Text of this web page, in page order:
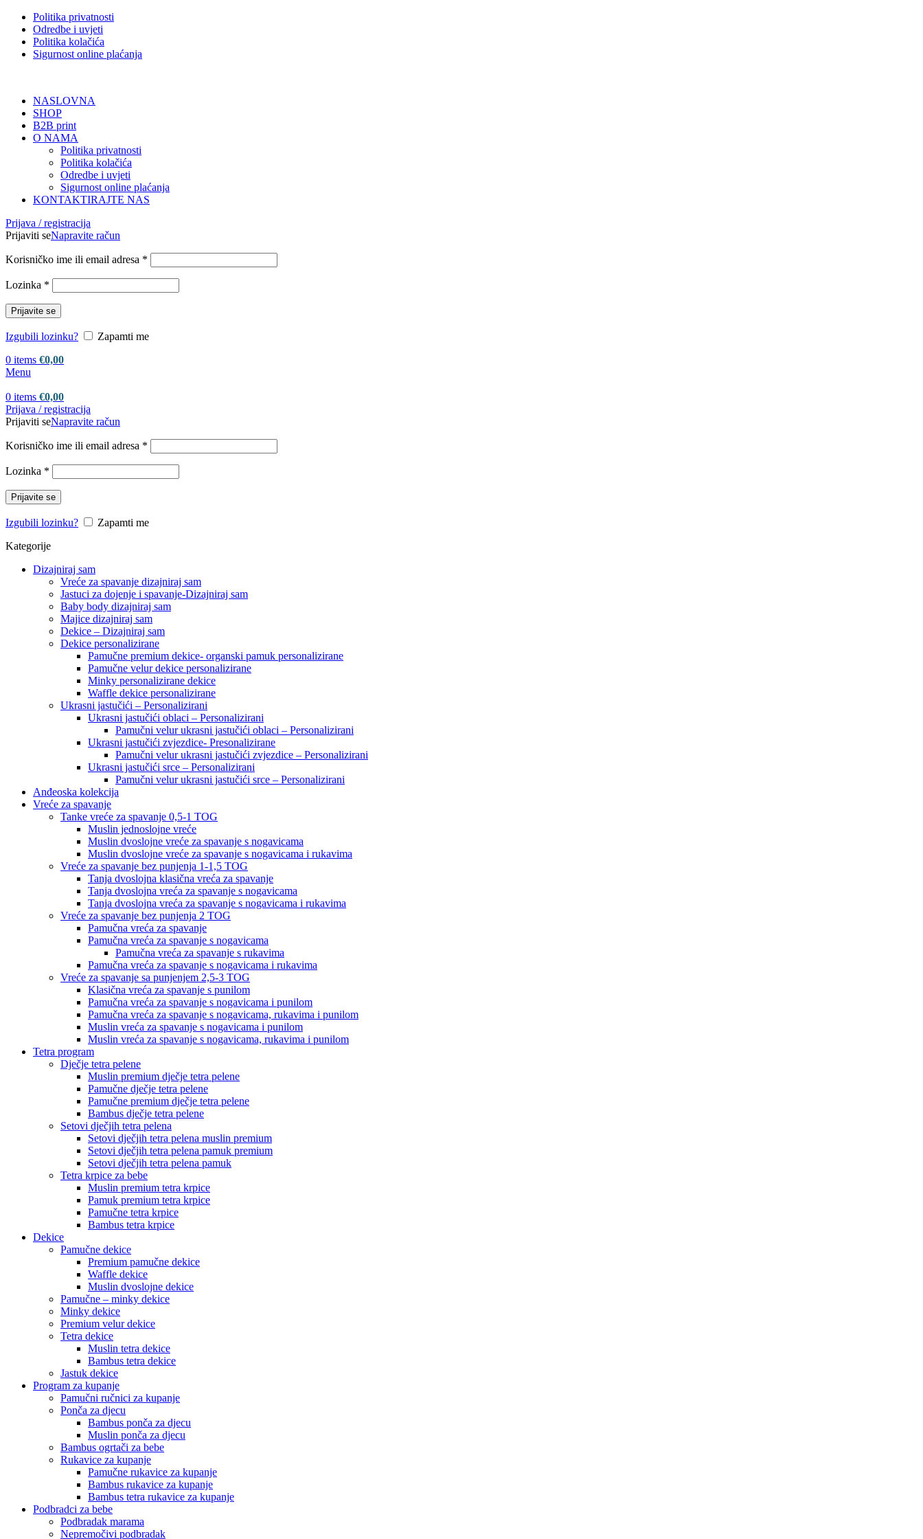
Politika privatnosti
Odredbe i uvjeti
Politika kolačića
Sigurnost online plaćanja
NASLOVNA
SHOP
B2B print
O NAMA
Politika privatnosti
Politika kolačića
Odredbe i uvjeti
Sigurnost online plaćanja
KONTAKTIRAJTE NAS
Prijava / registracija
Prijaviti seNapravite račun
Korisničko ime ili email adresa *
Lozinka *
Prijavite se
Izgubili lozinku?
Zapamti me
0 items €0,00
Menu
0 items €0,00
Prijava / registracija
Prijaviti seNapravite račun
Korisničko ime ili email adresa *
Lozinka *
Prijavite se
Izgubili lozinku?
Zapamti me
Kategorije
Dizajniraj sam
Vreće za spavanje dizajniraj sam
Jastuci za dojenje i spavanje-Dizajniraj sam
Baby body dizajniraj sam
Majice dizajniraj sam
Dekice – Dizajniraj sam
Dekice personalizirane
Pamučne premium dekice- organski pamuk personalizirane
Pamučne velur dekice personalizirane
Minky personalizirane dekice
Waffle dekice personalizirane
Ukrasni jastučići – Personalizirani
Ukrasni jastučići oblaci – Personalizirani
Pamučni velur ukrasni jastučići oblaci – Personalizirani
Ukrasni jastučići zvjezdice- Presonalizirane
Pamučni velur ukrasni jastučići zvjezdice – Personalizirani
Ukrasni jastučići srce – Personalizirani
Pamučni velur ukrasni jastučići srce – Personalizirani
Anđeoska kolekcija
Vreće za spavanje
Tanke vreće za spavanje 0,5-1 TOG
Muslin jednoslojne vreće
Muslin dvoslojne vreće za spavanje s nogavicama
Muslin dvoslojne vreće za spavanje s nogavicama i rukavima
Vreće za spavanje bez punjenja 1-1,5 TOG
Tanja dvoslojna klasična vreća za spavanje
Tanja dvoslojna vreća za spavanje s nogavicama
Tanja dvoslojna vreća za spavanje s nogavicama i rukavima
Vreće za spavanje bez punjenja 2 TOG
Pamučna vreća za spavanje
Pamučna vreća za spavanje s nogavicama
Pamučna vreća za spavanje s rukavima
Pamučna vreća za spavanje s nogavicama i rukavima
Vreće za spavanje sa punjenjem 2,5-3 TOG
Klasična vreća za spavanje s punilom
Pamučna vreća za spavanje s nogavicama i punilom
Pamučna vreća za spavanje s nogavicama, rukavima i punilom
Muslin vreća za spavanje s nogavicama i punilom
Muslin vreća za spavanje s nogavicama, rukavima i punilom
Tetra program
Dječje tetra pelene
Muslin premium dječje tetra pelene
Pamučne dječje tetra pelene
Pamučne premium dječje tetra pelene
Bambus dječje tetra pelene
Setovi dječjih tetra pelena
Setovi dječjih tetra pelena muslin premium
Setovi dječjih tetra pelena pamuk premium
Setovi dječjih tetra pelena pamuk
Tetra krpice za bebe
Muslin premium tetra krpice
Pamuk premium tetra krpice
Pamučne tetra krpice
Bambus tetra krpice
Dekice
Pamučne dekice
Premium pamučne dekice
Waffle dekice
Muslin dvoslojne dekice
Pamučne – minky dekice
Minky dekice
Premium velur dekice
Tetra dekice
Muslin tetra dekice
Bambus tetra dekice
Jastuk dekice
Program za kupanje
Pamučni ručnici za kupanje
Ponča za djecu
Bambus ponča za djecu
Muslin ponča za djecu
Bambus ogrtači za bebe
Rukavice za kupanje
Pamučne rukavice za kupanje
Bambus rukavice za kupanje
Bambus tetra rukavice za kupanje
Podbradci za bebe
Podbradak marama
Nepremočivi podbradak